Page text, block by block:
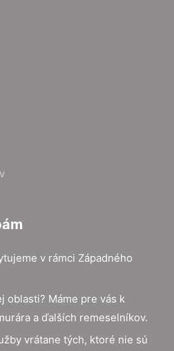
v rámci Západného
oblasti? Máme pre vás k
a ďalších remeselníkov.
vrátane tých, ktoré nie sú